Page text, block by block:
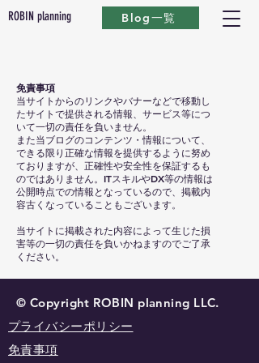
ROBIN planning Blog一覧
免責事項
当サイトからのリンクやバナーなどで移動し
たサイトで提供される情報、サービス等につ
いて一切の責任を負いません。
また当ブログのコンテンツ・情報について、
できる限り正確な情報を提供するように努め
ておりますが、正確性や安全性を保証するも
のではありません。ITスキルやDX等の情報は
公開時点での情報となっているので、掲載内
容古くなっていることもございます。
当サイトに掲載された内容によって生じた損
害等の一切の責任を負いかねますのでご了承
ください。
© Copyright ROBIN planning LLC.
プライバシーポリシー
免責事項